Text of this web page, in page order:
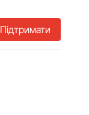
Підтримати